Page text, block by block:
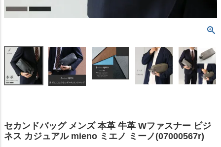
セカンドバッグ メンズ 本革 牛革 Wファスナー ビジ
ネス カジュアル mieno ミエノ ミーノ(07000567r)